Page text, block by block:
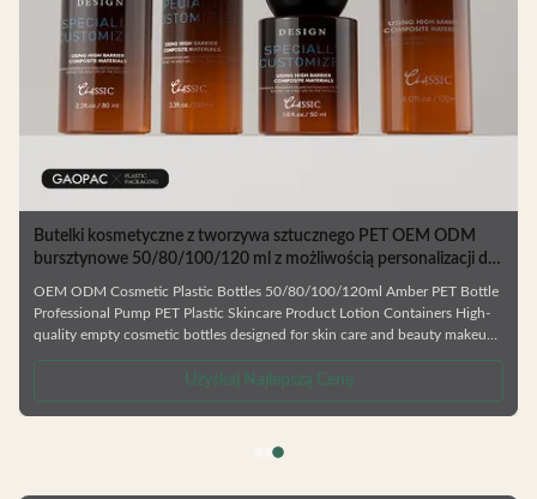
Butelki kosmetyczne z tworzywa sztucznego PET OEM ODM
bursztynowe 50/80/100/120 ml z możliwością personalizacji do
opakowań produktów do pielęgnacji skóry
OEM ODM Cosmetic Plastic Bottles 50/80/100/120ml Amber PET Bottle
Professional Pump PET Plastic Skincare Product Lotion Containers High-
quality empty cosmetic bottles designed for skin care and beauty makeup
Manufactured from durable, environmentally friendly materials that resist
deformation and are fully recyclable. Available in Multiple Capacities
Choose from 50ml, 80ml, 100ml, or 120ml sizes to
Uzyskaj Najlepszą Cenę